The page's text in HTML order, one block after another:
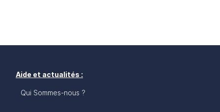
Aide et actualités :
Qui Sommes-nous ?